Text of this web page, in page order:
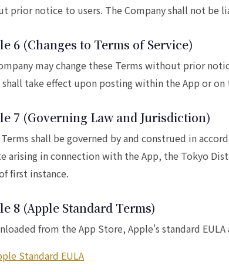
prior notice to users. The Company shall not be
6 (Changes to Terms of Service)
may change these Terms without prior
shall take effect upon posting within the App or on
7 (Governing Law and Jurisdiction)
shall be governed by and construed in
arising in connection with the App, the Tokyo
first instance.
8 (Apple Standard Terms)
from the App Store, Apple's standard EULA
Standard EULA